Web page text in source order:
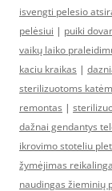
isvengti pelesio
pelėsiui | puiki
vaikų laiko
kaciu kraikas |
sterilizuotoms
remontas |
dažnai gendantys
ikrovimo stoteliu
žymėjimas
naudingas žieminių